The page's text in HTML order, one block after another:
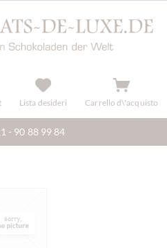
Lista desideri Carrello d\'acquisto
- 90 88 99 84